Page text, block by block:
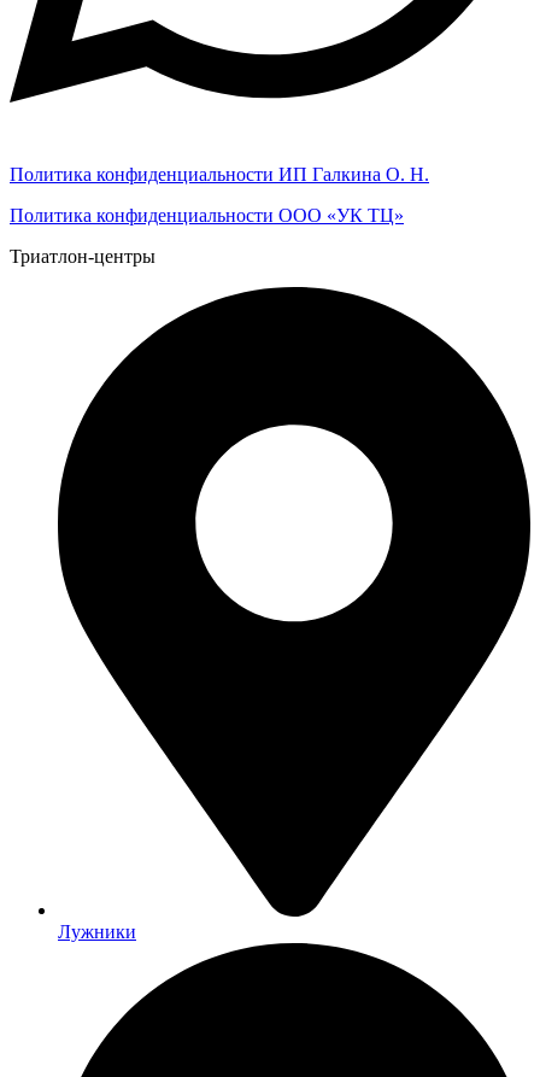
Политика конфиденциальности ИП Галкина О. Н.
Политика конфиденциальности ООО «УК ТЦ»
Триатлон-центры
Лужники